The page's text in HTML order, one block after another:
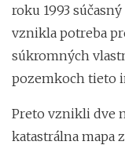
roku 1993
vznikla potreba
súkromných
pozemkoch tieto
Preto vznikli dve
katastrálna mapa